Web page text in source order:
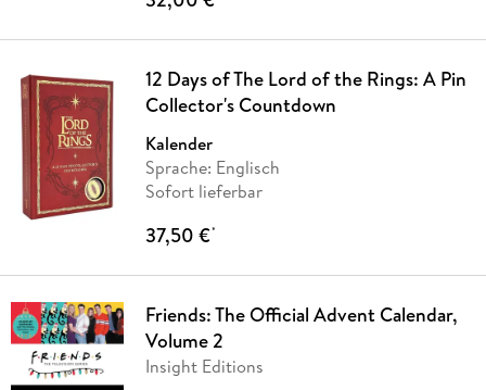
12 Days of The Lord of the Rings: A Pin
Collector's Countdown
Kalender
Sprache: Englisch
Sofort lieferbar
37,50 €*
Friends: The Official Advent Calendar,
Volume 2
Insight Editions